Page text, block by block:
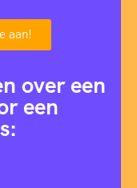
aan!
over een
een